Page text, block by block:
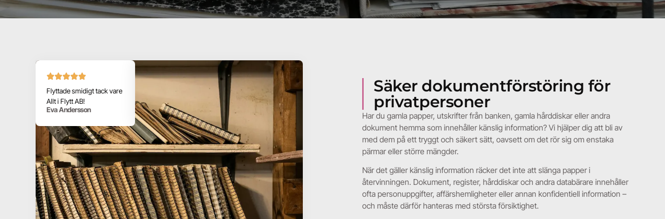
Flyttade smidigt tack vare
Allt i Flytt AB!
Eva Andersson
Professionell och pålitlig
flytthjälp till bra priser.
Johan Karlsson
Fick all hjälp jag behövde
för min företagsflytt. Tack!
Anna Svensson
Säker dokumentförstöring för
privatpersoner
Har du gamla papper, utskrifter från banken, gamla hårddiskar eller andra
dokument hemma som innehåller känslig information? Vi hjälper dig att bli av
med dem på ett tryggt och säkert sätt, oavsett om det rör sig om enstaka
pärmar eller större mängder.
När det gäller känslig information räcker det inte att slänga papper i
återvinningen. Dokument, register, hårddiskar och andra databärare innehåller
ofta personuppgifter, affärshemligheter eller annan konfidentiell information –
och måste därför hanteras med största försiktighet.